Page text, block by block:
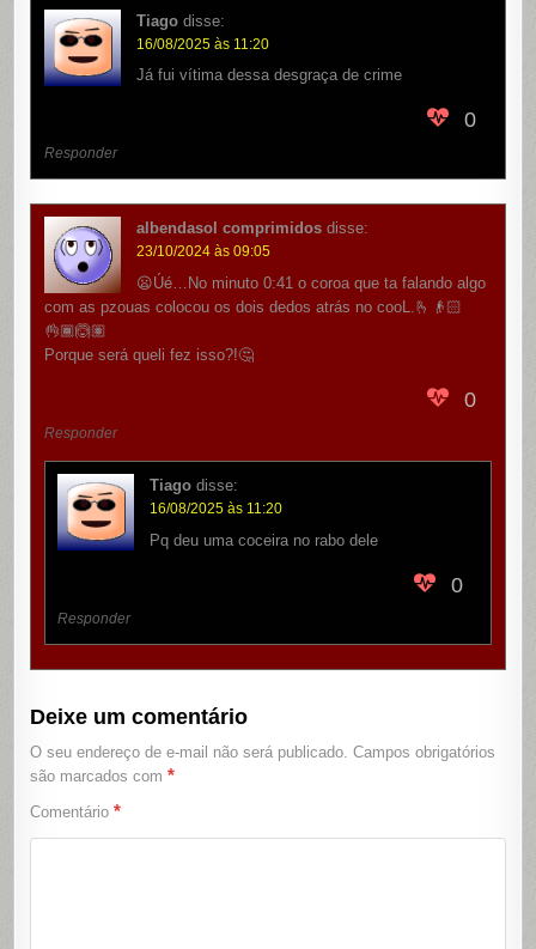
Tiago disse:
16/08/2025 às 11:20
Já fui vítima dessa desgraça de crime
0
Responder
albendasol comprimidos disse:
23/10/2024 às 09:05
😦Úé…No minuto 0:41 o coroa que ta falando algo
com as pzouas colocou os dois dedos atrás no cooL.🫰👴🏻
👌🏾🙆🏽
Porque será queli fez isso?!🤔
0
Responder
Tiago disse:
16/08/2025 às 11:20
Pq deu uma coceira no rabo dele
0
Responder
Deixe um comentário
O seu endereço de e-mail não será publicado. Campos obrigatórios
são marcados com*
Comentário*